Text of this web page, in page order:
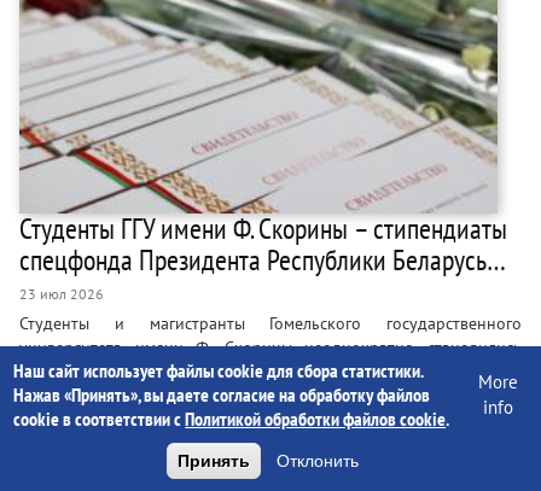
Студенты ГГУ имени Ф. Скорины – стипендиаты
спецфонда Президента Республики Беларусь…
23 июл 2026
Студенты и магистранты Гомельского государственного
университета имени Ф. Скорины неоднократно становились
лауреатами и стипендиатами специального фонда Президента по
социальной поддержке одаренных учащихся и студентов. В этом
году стипендия была назначена: – студенту 3 курса Ивану
Будяну; – студенту 3 курса Андрею Машнину; – студентке 3
курса Полине Сторчевой; – студенту 4 курса Игорю Кругликову.
Наш сайт использует файлы cookie для сбора статистики.
Нажав «Принять», вы даете согласие на обработку файлов
cookie в соответствии сПолитикой обработки файлов cookie.
More
info
Принять Отклонить